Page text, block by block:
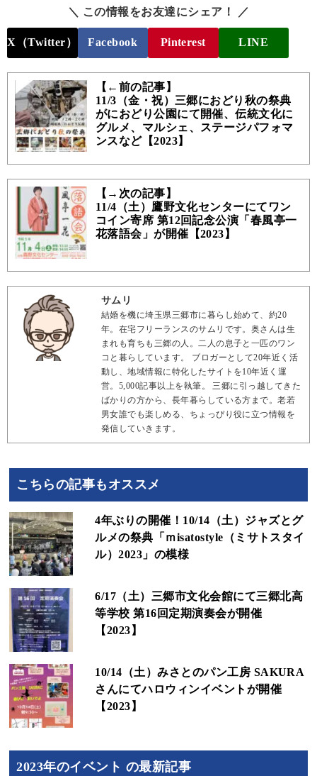
＼ この情報をお友達にシェア！ ／
X（Twitter） Facebook Pinterest LINE
【←前の記事】
11/3（金・祝）三郷におどり秋の祭典
がにおどり公園にて開催、伝統文化に
グルメ、マルシェ、ステージパフォマ
ンスなど【2023】
【→次の記事】
11/4（土）鷹野文化センターにてワン
コイン寄席 第12回記念公演「春風亭一
花落語会」が開催【2023】
サムリ
結婚を機に埼玉県三郷市に暮らし始めて、約20
年。在宅フリーランスのサムリです。奥さんは生
まれも育ちも三郷の人。二人の息子と一匹のワン
コと暮らしています。 ブロガーとして20年近く活
動し、地域情報に特化したサイトを10年近く運
営。5,000記事以上を執筆。 三郷に引っ越してきた
ばかりの方から、長年暮らしている方まで。老若
男女誰でも楽しめる、ちょっぴり役に立つ情報を
発信していきます。
こちらの記事もオススメ
4年ぶりの開催！10/14（土）ジャズとグ
ルメの祭典「ｍisatostyle（ミサトスタイ
ル）2023」の模様
6/17（土）三郷市文化会館にて三郷北高
等学校 第16回定期演奏会が開催
【2023】
10/14（土）みさとのパン工房 SAKURA
さんにてハロウィンイベントが開催
【2023】
2023年のイベント の最新記事